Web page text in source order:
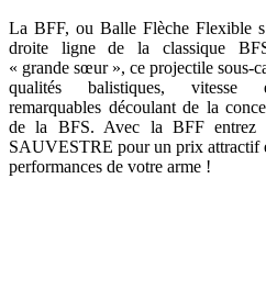
La BFF, ou Balle Flèche Flexible
droite ligne de la classique
« grande sœur », ce projectile sous-
qualités balistiques, vitesse
remarquables découlant de la
de la BFS. Avec la BFF entrez
SAUVESTRE pour un prix attractif
performances de votre arme !